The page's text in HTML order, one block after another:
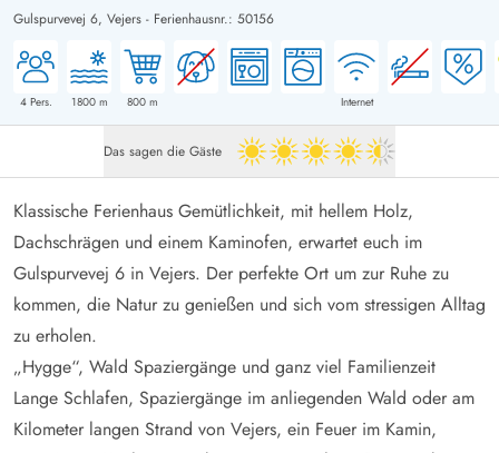
Gulspurvevej 6, Vejers - Ferienhausnr.: 50156
4Pers. 1800m 800 m Internet
Das sagen die Gäste 4.5 von 5
Klassische Ferienhaus Gemütlichkeit, mit hellem Holz,
Dachschrägen und einem Kaminofen, erwartet euch im
Gulspurvevej 6 in Vejers. Der perfekte Ort um zur Ruhe zu
kommen, die Natur zu genießen und sich vom stressigen Alltag
zu erholen.
„Hygge“, Wald Spaziergänge und ganz viel Familienzeit
Lange Schlafen, Spaziergänge im anliegenden Wald oder am
Kilometer langen Strand von Vejers, ein Feuer im Kamin,